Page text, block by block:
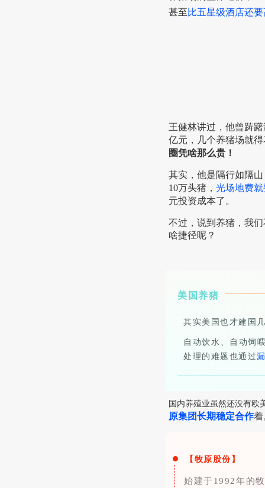
甚至比五星级酒店还
王健林讲过，他曾踌
亿元，几个养猪场就
圈凭啥那么贵！
其实，他是隔行如隔
10万头猪， 光场地费
元投资成本了。
不过，说到养猪，我
啥捷径呢？
美国养猪
其实美国也才建国
自动饮水、自动饲
处理的难题也通过
国内养殖业虽然还没有欧
原集团长期稳定合作着
【牧原股份】
始建于1992年的